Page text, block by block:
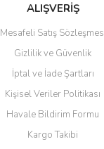
ALIŞVERİŞ
Mesafeli Satış
Gizlilik ve Güvenlik
İptal ve İade Şartları
Kişisel Veriler Politikası
Havale Bildirim Formu
Kargo Takibi